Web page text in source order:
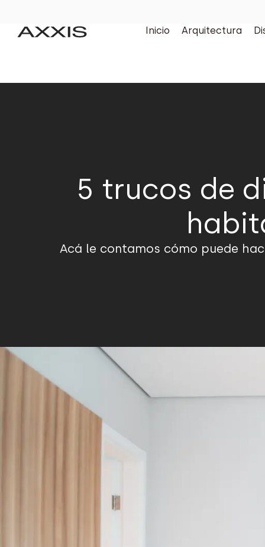
Inicio Arquitectura
5 trucos de
Acá le contamos cómo puede